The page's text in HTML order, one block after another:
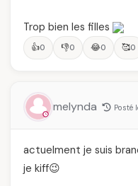
Trop bien les filles
👍0 👎0 😂0 🥰0
melynda Posté
actuelment je suis
je kiff😉